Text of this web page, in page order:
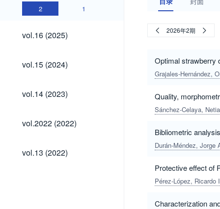
2 1
vol.16
(2025)
vol.16 (2025)
vol.15
(2024)
vol.15 (2024)
vol.14
(2023)
vol.14 (2023)
vol.2022
(2022)
vol.2022 (2022)
vol.13
(2022)
vol.13 (2022)
2026年2期
Optimal strawberry
Grajales-Hernández,
Quality,
Sánchez-Celaya,
Bibliometric
Durán-Méndez, Jorge
Protective effect of
Pérez-López, Ricardo
Characterization